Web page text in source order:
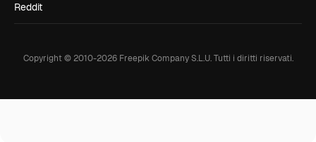
Reddit
Copyright © 2010-2026Freepik Company S.L.U. Tutti i diritti riservati.